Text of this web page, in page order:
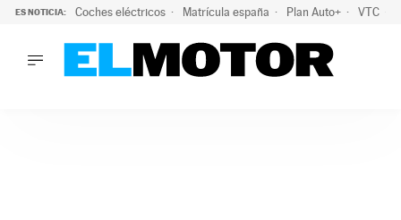
ES NOTICIA: Coches eléctricos Matrícula españa Plan Auto+ VTC